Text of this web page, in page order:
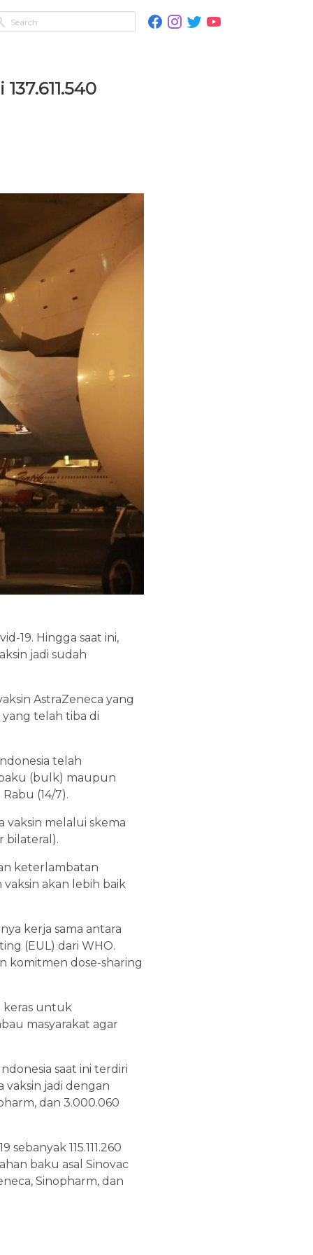
19. Hingga saat ini,
jadi sudah
AstraZeneca yang
yang telah tiba di
telah
baku (bulk) maupun
(14/7).
vaksin melalui skema
bilateral).
keterlambatan
akan lebih baik
kerja sama antara
(EUL) dari WHO.
komitmen dose-sharing
keras untuk
masyarakat agar
saat ini terdiri
vaksin jadi dengan
dan 3.000.060
115.111.260
baku asal Sinovac
Sinopharm, dan